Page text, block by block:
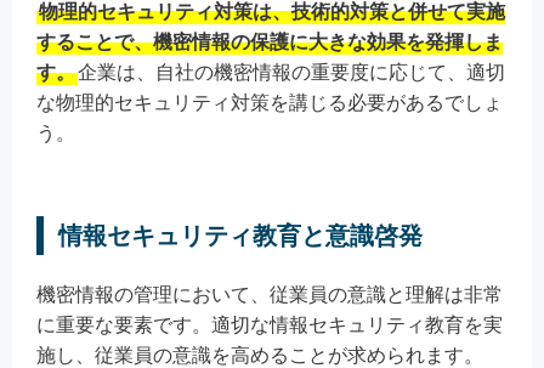
物理的セキュリティ対策は、技術的対策と併せて実施
することで、機密情報の保護に大きな効果を発揮しま
す。企業は、自社の機密情報の重要度に応じて、適切
な物理的セキュリティ対策を講じる必要があるでしょ
う。
情報セキュリティ教育と意識啓発
機密情報の管理において、従業員の意識と理解は非常
に重要な要素です。適切な情報セキュリティ教育を実
施し、従業員の意識を高めることが求められます。